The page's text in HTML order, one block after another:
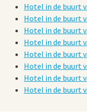
Hotel in de buurt
Hotel in de buurt
Hotel in de buurt
Hotel in de buurt
Hotel in de buurt
Hotel in de buurt
Hotel in de buurt
Hotel in de buurt